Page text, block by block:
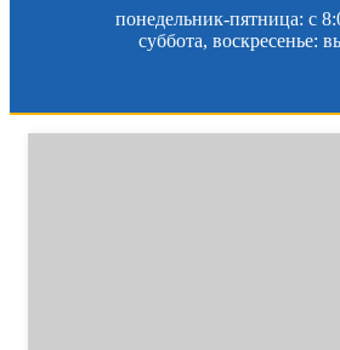
понедельник-пятница: c
суббота, воскресенье: